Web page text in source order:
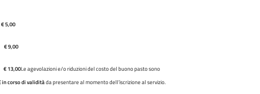
Le agevolazioni e/o riduzioni del costo del buono pasto sono
in corso di validitàda presentare al momento dell’iscrizione al servizio.